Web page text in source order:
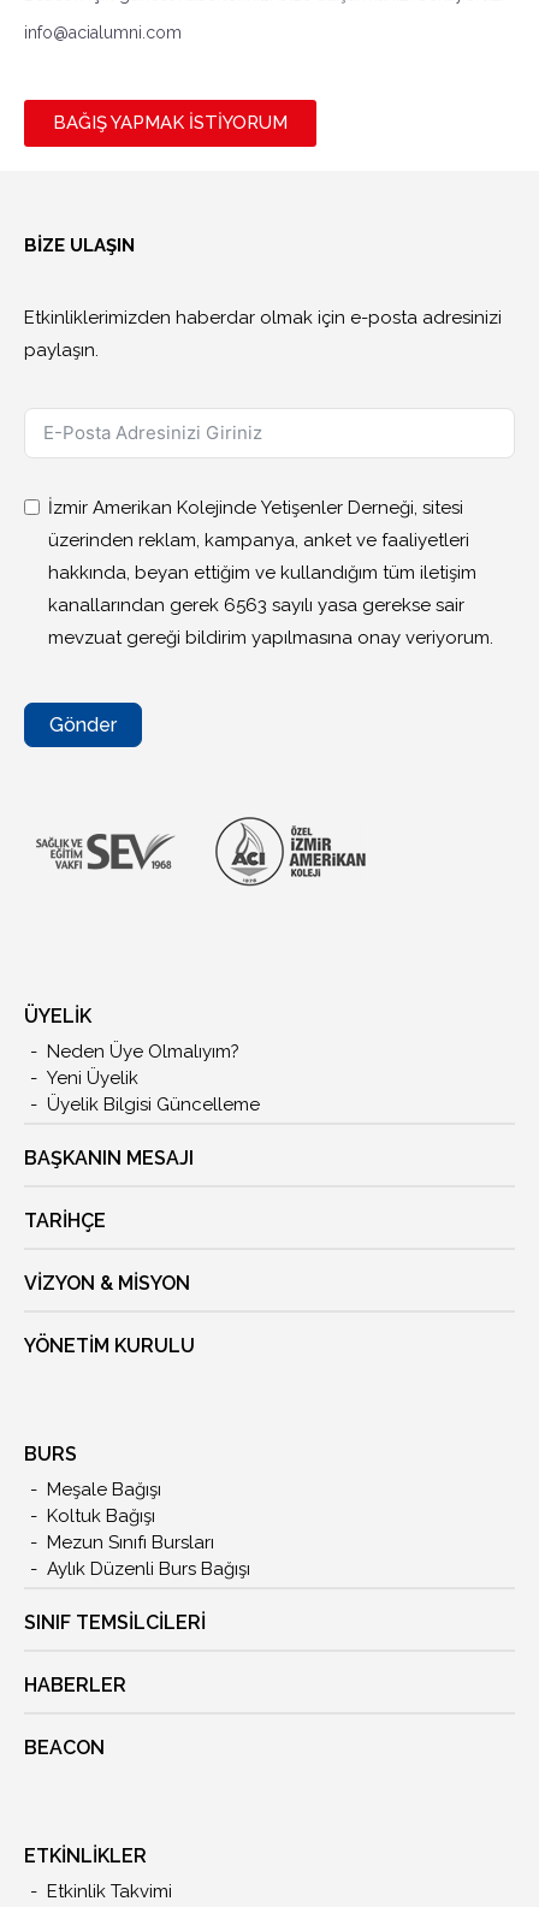
info@acialumni.com
BAĞIŞ YAPMAK İSTİYORUM
BİZE ULAŞIN
Etkinliklerimizden haberdar olmak için e-posta adresinizi
paylaşın.
İzmir Amerikan Kolejinde Yetişenler Derneği, sitesi
üzerinden reklam, kampanya, anket ve faaliyetleri
hakkında, beyan ettiğim ve kullandığım tüm iletişim
kanallarından gerek 6563 sayılı yasa gerekse sair
mevzuat gereği bildirim yapılmasına onay veriyorum.
Gönder
ÜYELİK
Neden Üye Olmalıyım?
Yeni Üyelik
Üyelik Bilgisi Güncelleme
BAŞKANIN MESAJI
TARIHÇE
VIZYON & MISYON
YÖNETIM KURULU
BURS
Meşale Bağışı
Koltuk Bağışı
Mezun Sınıfı Bursları
Aylık Düzenli Burs Bağışı
SINIF TEMSİLCİLERİ
HABERLER
BEACON
ETKİNLİKLER
Etkinlik Takvimi